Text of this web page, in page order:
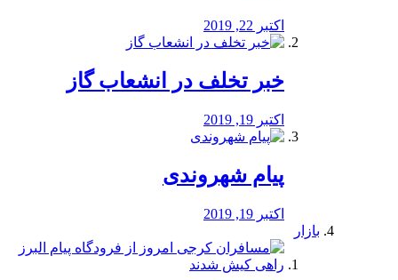
اکتبر 22, 2019
خبر تخلف در انشعاب گاز
اکتبر 19, 2019
پیام شهروندی
اکتبر 19, 2019
بازار